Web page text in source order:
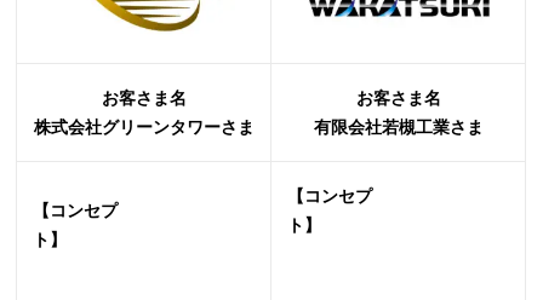
お客さま名
株式会社グリーンタワーさま
お客さま名
有限会社若槻工業さま
【コンセプ
ト】
【コンセプ
ト】